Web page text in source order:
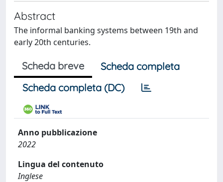
Abstract
The informal banking systems between 19th and
early 20th centuries.
Scheda breve
Scheda completa
Scheda completa (DC)
Anno pubblicazione
2022
Lingua del contenuto
Inglese